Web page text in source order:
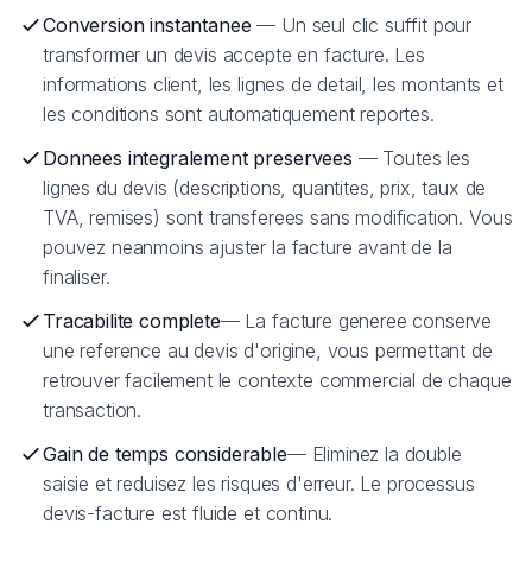
Conversion instantanee — Un seul clic suffit pour
transformer un devis accepte en facture. Les
informations client, les lignes de detail, les montants et
les conditions sont automatiquement reportes.
Donnees integralement preservees — Toutes les
lignes du devis (descriptions, quantites, prix, taux de
TVA, remises) sont transferees sans modification. Vous
pouvez neanmoins ajuster la facture avant de la
finaliser.
Tracabilite complete— La facture generee conserve
une reference au devis d'origine, vous permettant de
retrouver facilement le contexte commercial de chaque
transaction.
Gain de temps considerable— Eliminez la double
saisie et reduisez les risques d'erreur. Le processus
devis-facture est fluide et continu.